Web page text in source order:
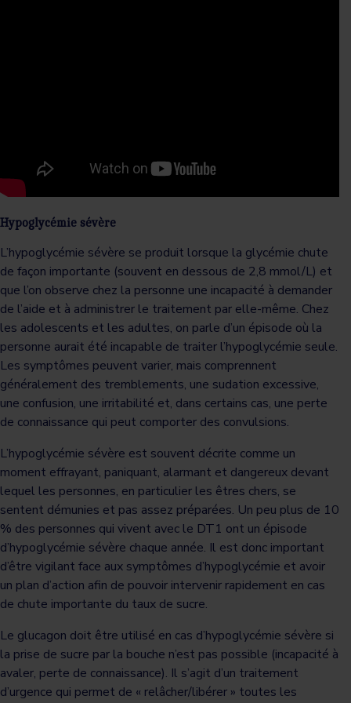
Hypoglycémie sévère
L’hypoglycémie sévère se produit lorsque la glycémie chute
de façon importante (souvent en dessous de 2,8 mmol/L) et
que l’on observe chez la personne une incapacité à demander
de l’aide et à administrer le traitement par elle-même. Chez
les adolescents et les adultes, on parle d’un épisode où la
personne aurait été incapable de traiter l’hypoglycémie seule.
Les symptômes peuvent varier, mais comprennent
généralement des tremblements, une sudation excessive,
une confusion, une irritabilité et, dans certains cas, une perte
de connaissance qui peut comporter des convulsions.
L’hypoglycémie sévère est souvent décrite comme un
moment effrayant, paniquant, alarmant et dangereux devant
lequel les personnes, en particulier les êtres chers, se
sentent démunies et pas assez préparées. Un peu plus de 10
% des personnes qui vivent avec le DT1 ont un épisode
d’hypoglycémie sévère chaque année. Il est donc important
d’être vigilant face aux symptômes d’hypoglycémie et avoir
un plan d’action afin de pouvoir intervenir rapidement en cas
de chute importante du taux de sucre.
Le glucagon doit être utilisé en cas d’hypoglycémie sévère si
la prise de sucre par la bouche n’est pas possible (incapacité à
avaler, perte de connaissance). Il s’agit d’un traitement
d’urgence qui permet de « relâcher/libérer » toutes les